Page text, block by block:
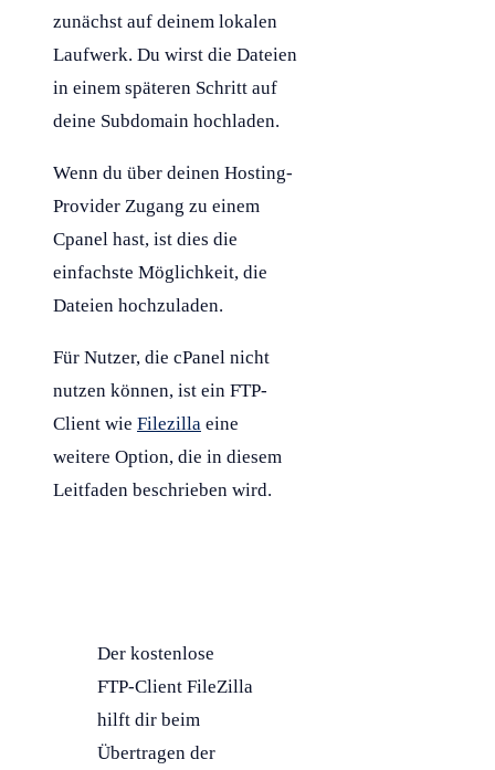
zunächst auf deinem lokalen
Laufwerk. Du wirst die Dateien
in einem späteren Schritt auf
deine Subdomain hochladen.
Wenn du über deinen Hosting-
Provider Zugang zu einem
Cpanel hast, ist dies die
einfachste Möglichkeit, die
Dateien hochzuladen.
Für Nutzer, die cPanel nicht
nutzen können, ist ein FTP-
Client wie Filezilla eine
weitere Option, die in diesem
Leitfaden beschrieben wird.
Der kostenlose
FTP-Client FileZilla
hilft dir beim
Übertragen der